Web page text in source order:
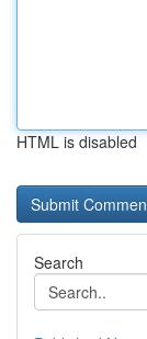
HTML is disabled
Search